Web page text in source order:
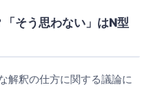
「そう思わない」はN型
解釈の仕方に関する議論に